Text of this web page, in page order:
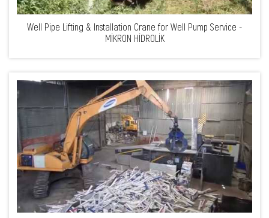
Well Pipe Lifting & Installation Crane for Well Pump Service -
MİKRON HİDROLİK